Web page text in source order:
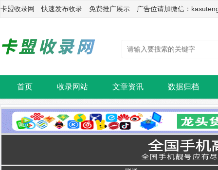
卡盟收录网 快速发布收录 免费推广展示 广告位请加微信：
首页 收录网站 文章资讯 数据归档